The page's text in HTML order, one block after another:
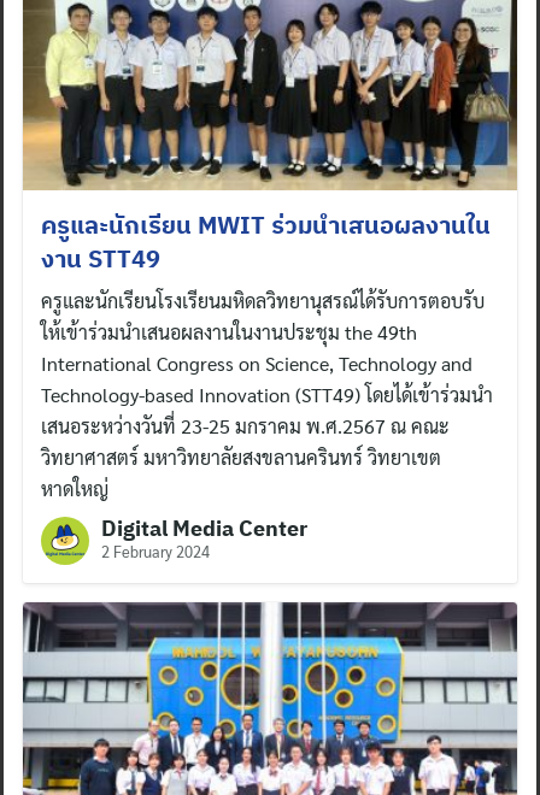
ครูและนักเรียน MWIT ร่วมนำเสนอผลงานใน
งาน STT49
ครูและนักเรียนโรงเรียนมหิดลวิทยานุสรณ์ได้รับการตอบรับ
ให้เข้าร่วมนำเสนอผลงานในงานประชุม the 49th
International Congress on Science, Technology and
Technology-based Innovation (STT49) โดยได้เข้าร่วมนำ
เสนอระหว่างวันที่ 23-25 มกราคม พ.ศ.2567 ณ คณะ
วิทยาศาสตร์ มหาวิทยาลัยสงขลานครินทร์ วิทยาเขต
หาดใหญ่
Digital Media Center
2 February 2024